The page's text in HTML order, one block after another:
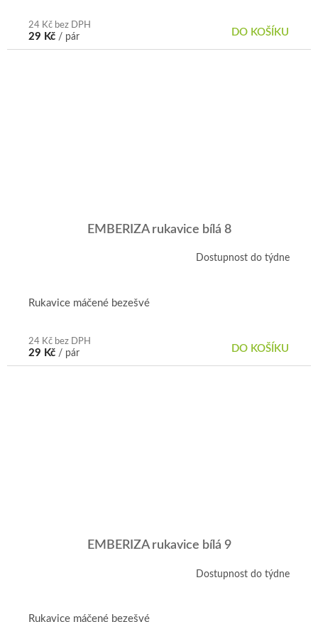
24 Kč bez DPH
29 Kč / pár DO KOŠÍKU
EMBERIZA rukavice bílá 8
Dostupnost do týdne
24 Kč bez DPH
29 Kč / pár DO KOŠÍKU
Rukavice máčené bezešvé
EMBERIZA rukavice bílá 9
Dostupnost do týdne
Rukavice máčené bezešvé